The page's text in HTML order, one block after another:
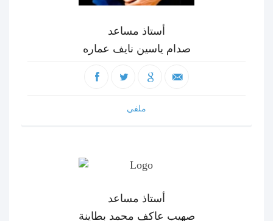
أستاذ مساعد
صدام ياسين نايف عماره
ملفي
أستاذ مساعد
صهيب عاكف محمد بطاينة